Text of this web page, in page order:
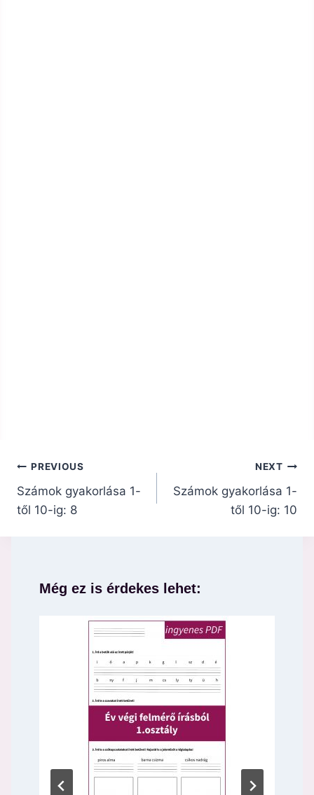
Bejegyzés
navigáció
PREVIOUS
Számok gyakorlása 1-
től 10-ig: 8
NEXT
Számok gyakorlása 1-
től 10-ig: 10
Még ez is érdekes lehet: